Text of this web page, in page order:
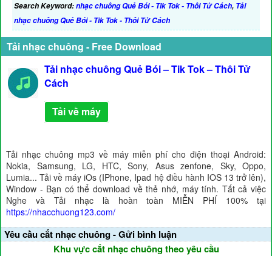
Search Keyword:nhạc chuông Quẻ Bói - Tik Tok - Thôi Tử Cách, Tải
nhạc chuông Quẻ Bói - Tik Tok - Thôi Tử Cách
Tải nhạc chuông - Free Download
Tải nhạc chuông Quẻ Bói – Tik Tok – Thôi Tử
Cách
Tải về máy
Tải nhạc chuông mp3 về máy miễn phí cho điện thoại Android:
Nokia, Samsung, LG, HTC, Sony, Asus zenfone, Sky, Oppo,
Lumia... Tải về máy iOs (IPhone, Ipad hệ điều hành IOS 13 trở lên),
Window - Bạn có thể download về thẻ nhớ, máy tính. Tất cả việc
Nghe và Tải nhạc là hoàn toàn MIỄN PHÍ 100% tại
https://nhacchuong123.com/
Yêu cầu cắt nhạc chuông - Gửi bình luận
Khu vực cắt nhạc chuông theo yêu cầu